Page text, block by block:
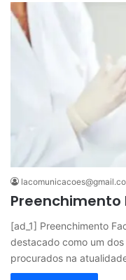
Preenchimento
[ad_1] Preenchimento
destacado como um
procurados na